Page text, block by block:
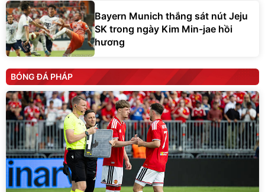
Bayern Munich thắng sát nút Jeju
SK trong ngày Kim Min-jae hồi
hương
BÓNG ĐÁ PHÁP